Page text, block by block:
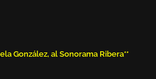
González, al Sonorama Ribera**